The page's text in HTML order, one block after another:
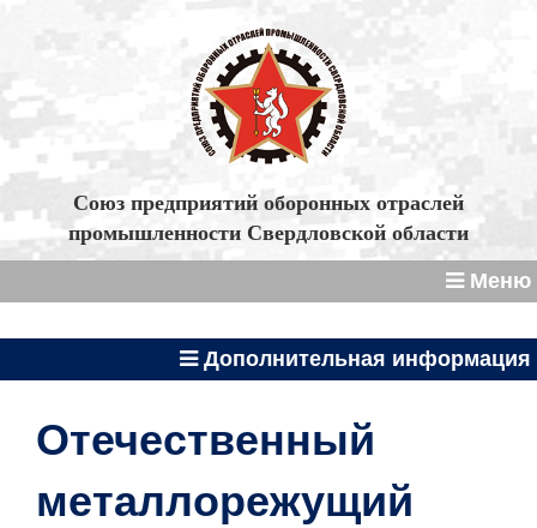
Союз предприятий оборонных отраслей
промышленности Свердловской области
Меню
Дополнительная информация
Отечественный
металлорежущий